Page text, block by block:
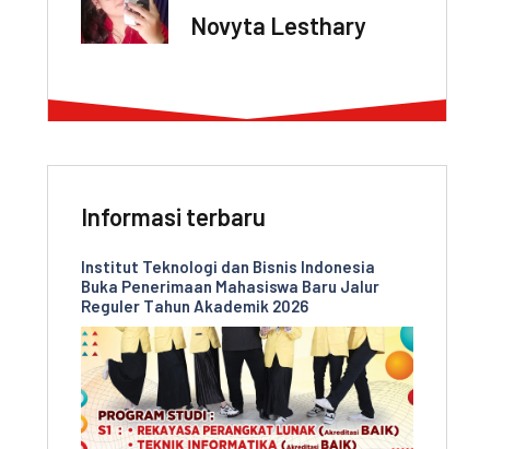
Novyta Lesthary
Informasi terbaru
Institut Teknologi dan Bisnis Indonesia
Buka Penerimaan Mahasiswa Baru Jalur
Reguler Tahun Akademik 2026